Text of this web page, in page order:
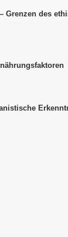
Grenzen des